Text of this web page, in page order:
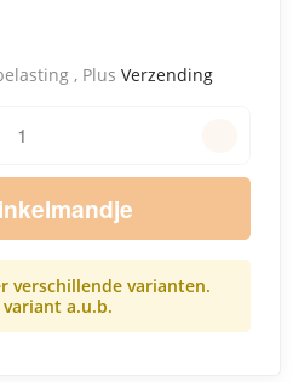
, Plus Verzending
verschillende varianten.
a.u.b.